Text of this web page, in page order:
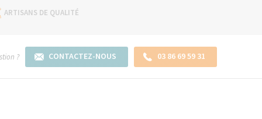
ARTISANS DE QUALITÉ
? CONTACTEZ-NOUS 03 86 69 59 31